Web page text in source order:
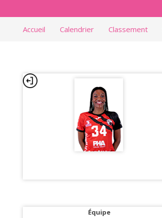
Accueil Calendrier Classement
Équipe